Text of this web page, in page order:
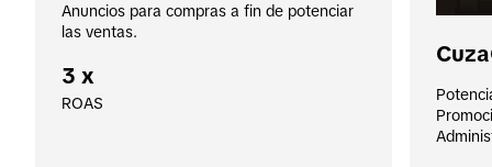
Anuncios para compras a fin de potenciar
las ventas.
3 x
ROAS